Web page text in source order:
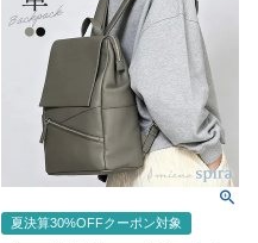
夏決算30%OFFクーポン対象